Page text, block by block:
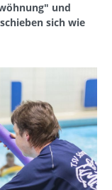
und
sich wie